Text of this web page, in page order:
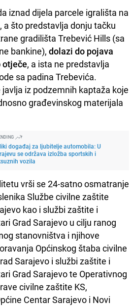
iznad dijela parcele igrališta na
a što predstavlja donju tačku
gradilišta Trebević Hills (sa
bankine), dolazi do pojava
otječe, a ista ne predstavlja
sa padina Trebevića.
iz podzemnih kaptaža koje
građevinskog materijala
događaj za ljubitelje automobila: U
se održava izložba sportskih i
vozila
vrši se 24-satno osmatranje
Službe civilne zaštite
kao i službi zaštite i
Grad Sarajevo u cilju ranog
stanovništva i njihove
Općinskog štaba civilne
Sarajevo i službi zaštite i
Grad Sarajevo te Operativnog
civilne zaštite KS,
Centar Sarajevo i Novi